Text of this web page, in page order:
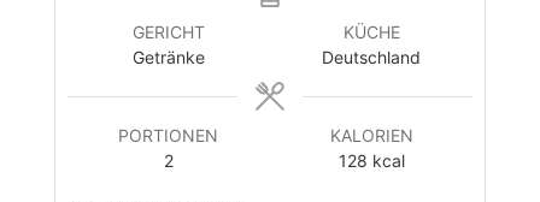
GERICHT
Getränke
KÜCHE
Deutschland
PORTIONEN
2
KALORIEN
128 kcal